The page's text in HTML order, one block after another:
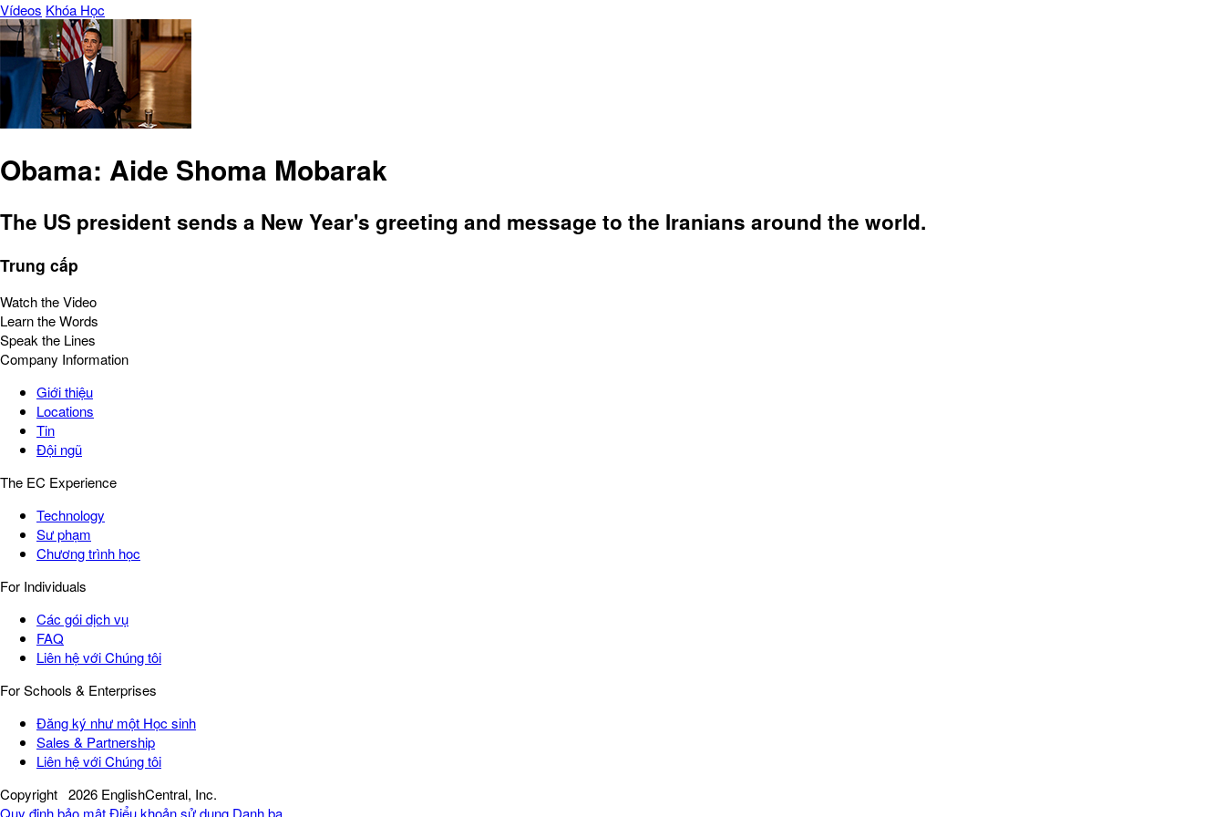
Vídeos Khóa Học
Obama: Aide Shoma Mobarak
The US president sends a New Year's greeting and message to the Iranians around the world.
Trung cấp
Watch the Video
Learn the Words
Speak the Lines
Company Information
Giới thiệu
Locations
Tin
Đội ngũ
The EC Experience
Technology
Sư phạm
Chương trình học
For Individuals
Các gói dịch vụ
FAQ
Liên hệ với Chúng tôi
For Schools & Enterprises
Đăng ký như một Học sinh
Sales & Partnership
Liên hệ với Chúng tôi
Copyright 2026 EnglishCentral, Inc.